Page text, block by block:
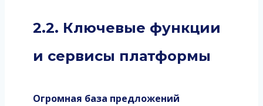
2.2. Ключевые функции
и сервисы платформы
Огромная база предложений